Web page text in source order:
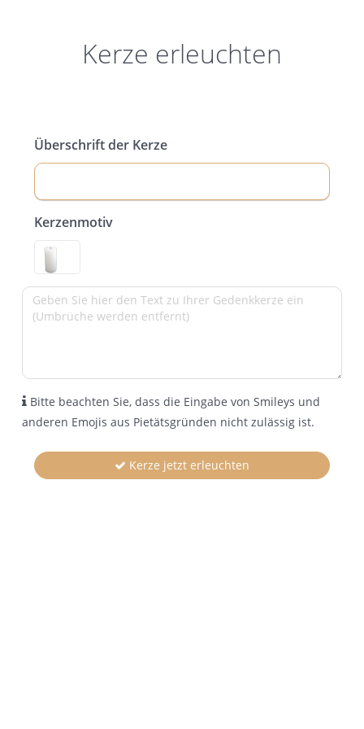
Kerze erleuchten
Überschrift der Kerze
Kerzenmotiv
Bitte beachten Sie, dass die Eingabe von Smileys und
anderen Emojis aus Pietätsgründen nicht zulässig ist.
Kerze jetzt erleuchten